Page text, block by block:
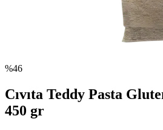
%46
Cıvıta Teddy Pasta
450 gr